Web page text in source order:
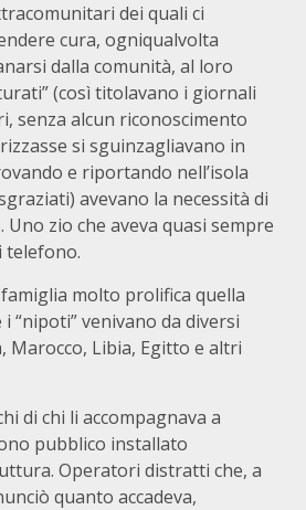
dei quali ci
cura, ogniqualvolta
dalla comunità, al loro
(così titolavano i giornali
senza alcun riconoscimento
si sguinzagliavano in
e riportando nell’isola
avevano la necessità di
zio che aveva quasi sempre
telefono.
molto prolifica quella
i “nipoti” venivano da diversi
Marocco, Libia, Egitto e altri
di chi li accompagnava a
pubblico installato
Operatori distratti che, a
quanto accadeva,